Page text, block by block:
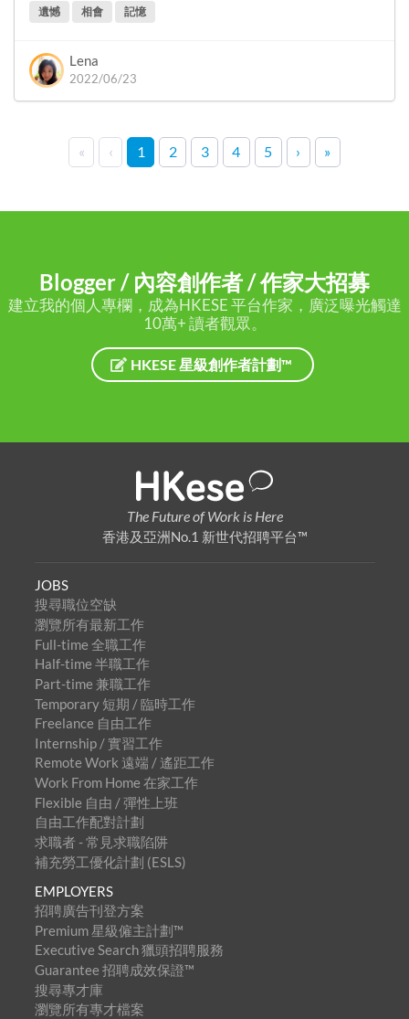
遺憾 相會 記憶
Lena
2022/06/23
« ‹ 1 2 3 4 5 › »
Blogger / 內容創作者 / 作家大招募
建立我的個人專欄，成為HKESE 平台作家，廣泛曝光觸達
10萬+ 讀者觀眾。
HKESE 星級創作者計劃™
The Future of Work is Here
香港及亞洲No.1 新世代招聘平台™
JOBS
搜尋職位空缺
瀏覽所有最新工作
Full-time 全職工作
Half-time 半職工作
Part-time 兼職工作
Temporary 短期 / 臨時工作
Freelance 自由工作
Internship / 實習工作
Remote Work 遠端 / 遙距工作
Work From Home 在家工作
Flexible 自由 / 彈性上班
自由工作配對計劃
求職者 - 常見求職陷阱
補充勞工優化計劃 (ESLS)
EMPLOYERS
招聘廣告刊登方案
Premium 星級僱主計劃™
Executive Search 獵頭招聘服務
Guarantee 招聘成效保證™
搜尋專才庫
瀏覽所有專才檔案